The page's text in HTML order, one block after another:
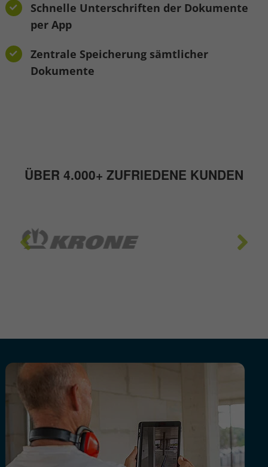
Schnelle Unterschriften der Dokumente
per App
Zentrale Speicherung sämtlicher
Dokumente
ÜBER 4.000+ ZUFRIEDENE KUNDEN